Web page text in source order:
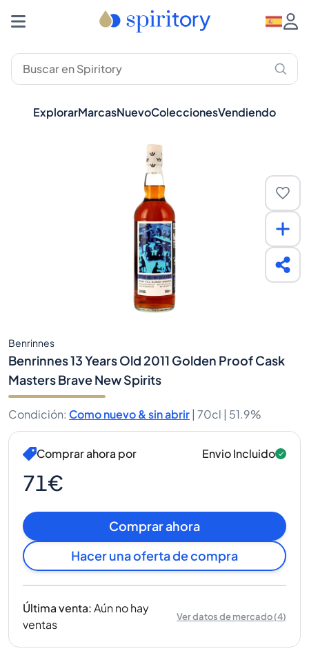
ExplorarMarcasNuevoColeccionesVendiendo
Benrinnes
Benrinnes 13 Years Old 2011 Golden Proof Cask
Masters Brave New Spirits
Condición: Como nuevo & sin abrir | 70cl | 51.9%
Comprar ahora por
71€
Envio Incluido
Comprar ahora
Hacer una oferta de compra
Última venta:Aún no hay
ventas
Ver datos de mercado(4)